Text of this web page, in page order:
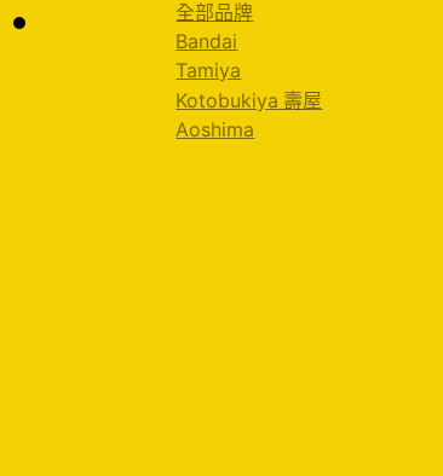
全部品牌
Bandai
Tamiya
Kotobukiya 壽屋
Aoshima